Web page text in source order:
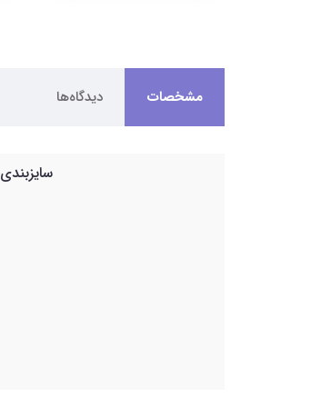
مشخصات دیدگاه‌ها
سایزبندی